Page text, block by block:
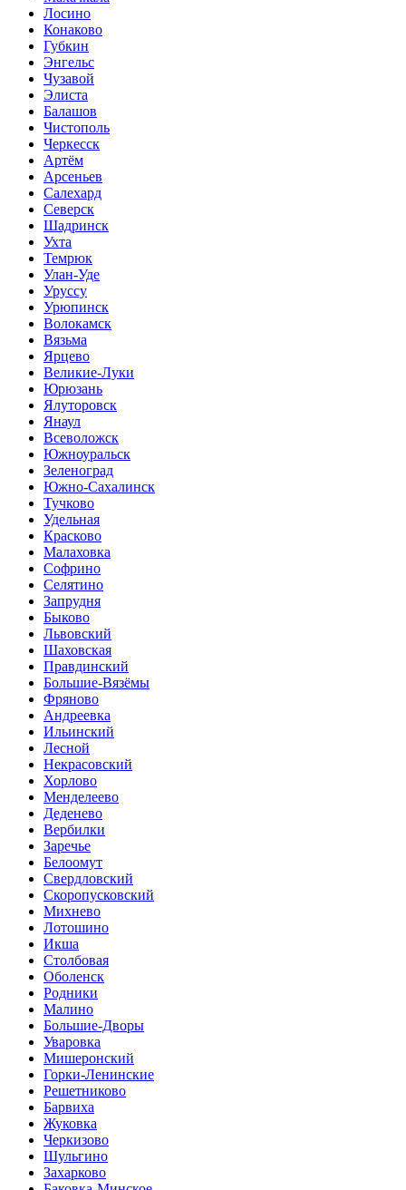
Лосино
Конаково
Губкин
Энгельс
Чузавой
Элиста
Балашов
Чистополь
Черкесск
Артём
Арсеньев
Салехард
Северск
Шадринск
Ухта
Темрюк
Улан-Уде
Уруссу
Урюпинск
Волокамск
Вязьма
Ярцево
Великие-Луки
Юрюзань
Ялуторовск
Янаул
Всеволожск
Южноуральск
Зеленоград
Южно-Сахалинск
Тучково
Удельная
Красково
Малаховка
Софрино
Селятино
Запрудня
Быково
Львовский
Шаховская
Правдинский
Большие-Вязёмы
Фряново
Андреевка
Ильинский
Лесной
Некрасовский
Хорлово
Менделеево
Деденево
Вербилки
Заречье
Белоомут
Свердловский
Скоропусковский
Михнево
Лотошино
Икша
Столбовая
Оболенск
Родники
Малино
Большие-Дворы
Уваровка
Мишеронский
Горки-Ленинские
Решетниково
Барвиха
Жуковка
Черкизово
Шульгино
Захарково